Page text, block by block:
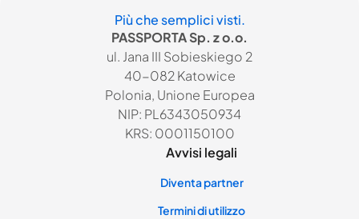
Più che semplici visti.
PASSPORTA Sp. z o.o.
ul. Jana III Sobieskiego 2
40-082 Katowice
Polonia, Unione Europea
NIP: PL6343050934
KRS: 0001150100
Avvisi legali
Diventa partner
Termini di utilizzo